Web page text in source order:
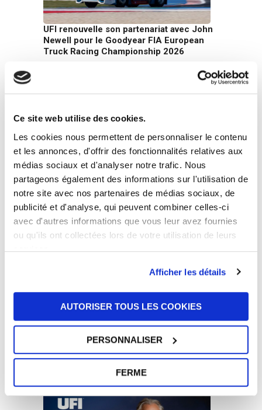
Ce site web utilise des cookies.
Les cookies nous permettent de personnaliser le contenu
et les annonces, d'offrir des fonctionnalités relatives aux
médias sociaux et d'analyser notre trafic. Nous
partageons également des informations sur l'utilisation de
notre site avec nos partenaires de médias sociaux, de
publicité et d'analyse, qui peuvent combiner celles-ci
avec d'autres informations que vous leur avez fournies
ou qu'ils ont collectées lors de votre utilisation de leurs
services.
Afficher les détails
AUTORISER TOUS LES COOKIES
PERSONNALISER
FERME
UFI renouvelle son partenariat avec John
Newell pour le Goodyear FIA European
Truck Racing Championship 2026
Le Groupe UFI publie son Rapport de
Développement Durable 2025 : une
croissance tournée vers l’avenir
16 juin 2026
UFI Filters soutient Harry King dans les
courses d’endurance internationales en
Europe et aux États-Unis